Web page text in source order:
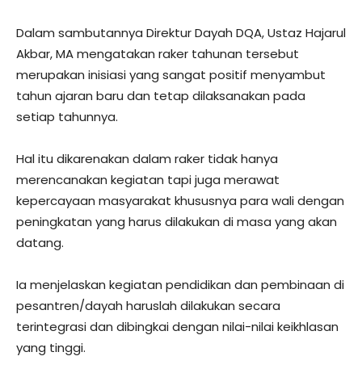
Dalam sambutannya Direktur Dayah DQA, Ustaz Hajarul
Akbar, MA mengatakan raker tahunan tersebut
merupakan inisiasi yang sangat positif menyambut
tahun ajaran baru dan tetap dilaksanakan pada
setiap tahunnya.
Hal itu dikarenakan dalam raker tidak hanya
merencanakan kegiatan tapi juga merawat
kepercayaan masyarakat khususnya para wali dengan
peningkatan yang harus dilakukan di masa yang akan
datang.
Ia menjelaskan kegiatan pendidikan dan pembinaan di
pesantren/dayah haruslah dilakukan secara
terintegrasi dan dibingkai dengan nilai-nilai keikhlasan
yang tinggi.